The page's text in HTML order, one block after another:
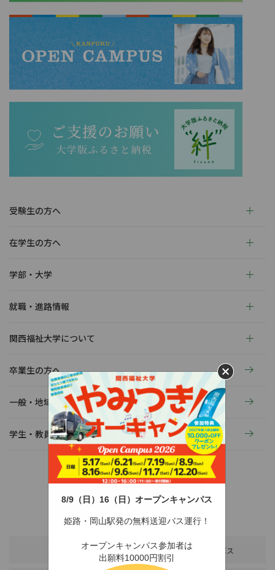
8/9（日）16（日）オープンキャンパス
姫路・岡山駅発の無料送迎バス運行！
オープンキャンパス参加者は
出願料10000円割引
受験生の方へ
在学生の方へ
学部・大学
就職・進路情報
関西福祉大学について
卒業生の方へ
一般・地域の方へ
学生・教員の活動
〒678-0255 兵庫県赤穂市新田380-3
TEL：0791-46-2525（代）FAX：0791-46-2526
アクセス スクールバス